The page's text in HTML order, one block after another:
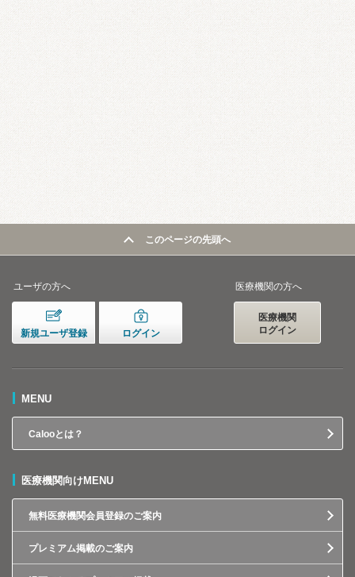
このページの先頭へ
ユーザの方へ
新規ユーザ登録 ログイン
医療機関の方へ
医療機関
ログイン
MENU
Calooとは？
医療機関向けMENU
無料医療機関会員登録のご案内
プレミアム掲載のご案内